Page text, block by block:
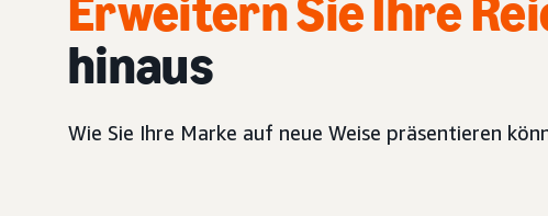
Erweitern Sie Ihre
hinaus
Wie Sie Ihre Marke auf neue Weise präsentieren